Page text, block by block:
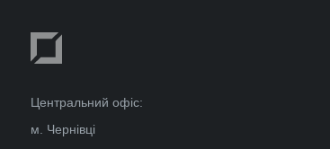
Центральний офіс:
м. Чернівці